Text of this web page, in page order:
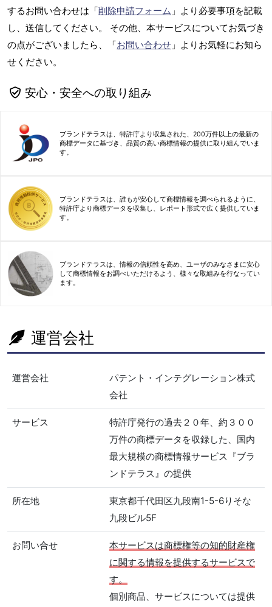
するお問い合わせは「削除申請フォーム 」より必要事項を記載
し、送信してください。 その他、本サービスについてお気づき
の点がございましたら、「お問い合わせ 」よりお気軽にお知ら
せください。
安心・安全への取り組み
ブランドテラスは、特許庁より収集された、200万件以上の最新の
商標データに基づき、品質の高い商標情報の提供に取り組んでいま
す。
ブランドテラスは、誰もが安心して商標情報を調べられるように、
特許庁より商標データを収集し、レポート形式で広く提供していま
す。
ブランドテラスは、情報の信頼性を高め、ユーザのみなさまに安心
して商標情報をお調べいただけるよう、様々な取組みを行なってい
ます。
運営会社
運営会社
パテント・インテグレーション株式
会社
サービス
特許庁発行の過去２０年、約３００
万件の商標データを収録した、国内
最大規模の商標情報サービス『ブラ
ンドテラス』の提供
所在地
東京都千代田区九段南1-5-6りそな
九段ビル5F
お問い合せ
本サービスは商標権等の知的財産権
に関する情報を提供するサービスで
す。
個別商品、サービスについては提供